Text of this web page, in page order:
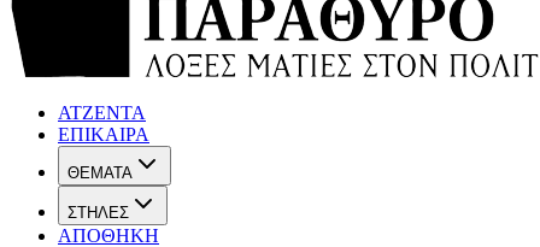
ΑΤΖΕΝΤΑ
ΕΠΙΚΑΙΡΑ
ΘΕΜΑΤΑ
ΣΤΗΛΕΣ
ΑΠΟΘΗΚΗ